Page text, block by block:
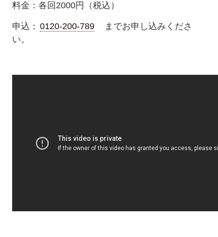
料金：各回2000円（税込）
申込： 0120-200-789
までお申し込みくださ
い。